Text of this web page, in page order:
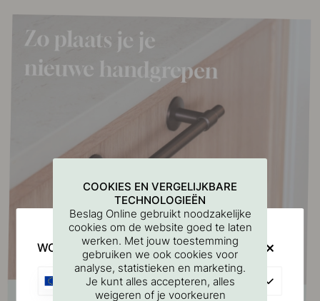
COOKIES EN VERGELIJKBARE
TECHNOLOGIEËN
Beslag Online gebruikt noodzakelijke
cookies om de website goed te laten
werken. Met jouw toestemming
gebruiken we ook cookies voor
analyse, statistieken en marketing.
Je kunt alles accepteren, alles
weigeren of je voorkeuren
WOULD YOU RATHER VISIT?